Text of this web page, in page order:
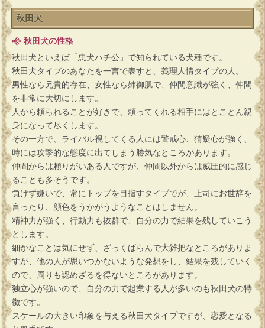
秋田犬
秋田犬の性格
秋田犬といえば「忠犬ハチ公」で知られている犬種です。
秋田犬タイプのあなたを一言で表すと、義理人情タイプの人。
男性なら兄貴的存在、女性なら姉御肌で、仲間意識が強く、仲間
を非常に大切にします。
人から頼られることが好きで、頼ってくれる相手にはとことん親
身になって尽くします。
その一方で、ライバル視してくる人には警戒心、猜疑心が強く、
時には攻撃的な態度に出てしまう勝気なところがあります。
仲間からは頼りがいある人ですが、仲間以外からは威圧的に感じ
ることも多そうです。
負けず嫌いで、常にトップを目指すタイプでが、上司にお世辞を
言ったり、顔色をうかがうようなことはしません。
精神力が強く、行動力も抜群で、自分の力で結果を残していこう
とします。
細かなことは気にせず、ざっくばらんで大雑把なところがありま
すが、他の人が思いつかないような発想をし、結果を残していく
ので、周りも認めざるを得ないところがあります。
独立心が強いので、自分の力で起業する人が多いのも秋田犬の特
徴です。
スケールの大きい印象を与える秋田犬タイプですが、恋愛となる